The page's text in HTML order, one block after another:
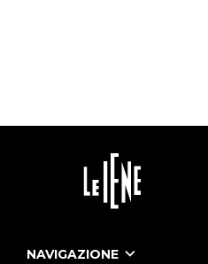
NAVIGAZIONE